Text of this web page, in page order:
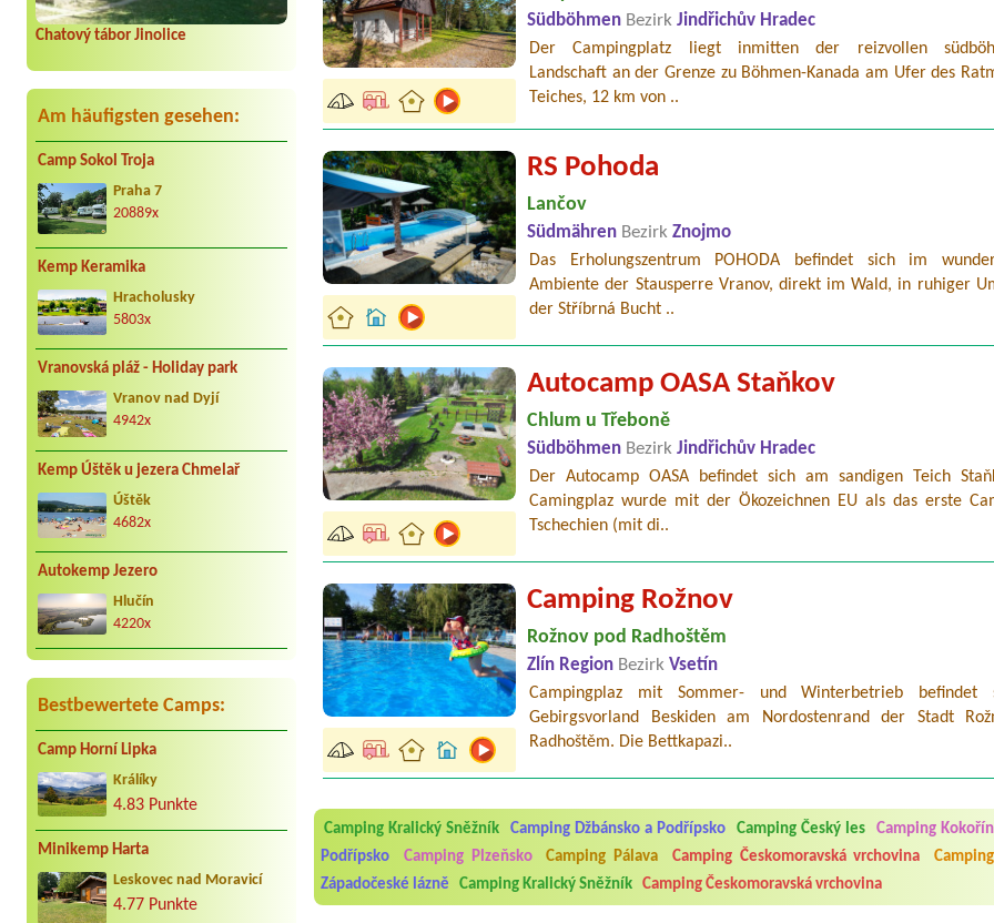
Chatový tábor Jinolice
Am häufigsten gesehen:
Camp Sokol Troja
Praha 7
20889x
Kemp Keramika
Hracholusky
5803x
Vranovská pláž - Holiday park
Vranov nad Dyjí
4942x
Kemp Úštěk u jezera Chmelař
Úštěk
4682x
Autokemp Jezero
Hlučín
4220x
Bestbewertete Camps:
Camp Horní Lipka
Králíky
4.83 Punkte
Minikemp Harta
Leskovec nad Moravicí
4.77 Punkte
Südböhmen Bezirk Jindřichův Hradec
Der Campingplatz liegt inmitten der reizvollen
Landschaft an der Grenze zu Böhmen-Kanada am Ufer des
Teiches, 12 km von ..
RS Pohoda
Lančov
Südmähren Bezirk Znojmo
Das Erholungszentrum POHODA befindet sich im
Ambiente der Stausperre Vranov, direkt im Wald, in ruhiger
der Stříbrná Bucht ..
Autocamp OASA Staňkov
Chlum u Třeboně
Südböhmen Bezirk Jindřichův Hradec
Der Autocamp OASA befindet sich am sandigen Teich
Camingplaz wurde mit der Ökozeichnen EU als das erste
Tschechien (mit di..
Camping Rožnov
Rožnov pod Radhoštěm
Zlín Region Bezirk Vsetín
Campingplaz mit Sommer- und Winterbetrieb befindet
Gebirgsvorland Beskiden am Nordostenrand der Stadt
Radhoštěm. Die Bettkapazi..
Camping Kralický Sněžník Camping Džbánsko a Podřípsko Camping Český les Camping
Podřípsko
Camping Plzeňsko Camping Pálava Camping Českomoravská vrchovina
Západočeské lázně
Camping Kralický Sněžník Camping Českomoravská vrchovina
Aneta Melicharová***
utěrky, což při množství návštěvníků není samozřejmost. V kempu je obchod a restaurace, kebab a
velice zklamalo byl celodenní hluk z repráků u stanů a absolutní bezohlednost ostatních
jak na pouti- z každého koutu hrála jiná hudba.Kemp pěkný, ale takový rámus jsme ještě nezažili...
Jana*****
Chtěli jsme být týden,byli jsme dva. Na začátku prázdnin. Přijeli jsme karavanem. Klid pohoda socialky